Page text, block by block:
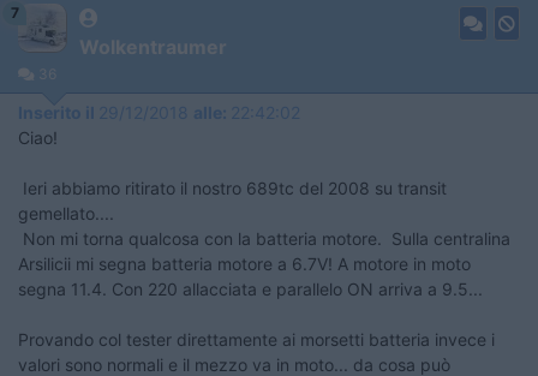
7
Wolkentraumer
36
Inserito il 29/12/2018 alle: 22:42:02
Ciao!
Ieri abbiamo ritirato il nostro 689tc del 2008 su transit
gemellato....
Non mi torna qualcosa con la batteria motore. Sulla centralina
Arsilicii mi segna batteria motore a 6.7V! A motore in moto
segna 11.4. Con 220 allacciata e parallelo ON arriva a 9.5...
Provando col tester direttamente ai morsetti batteria invece i
valori sono normali e il mezzo va in moto... da cosa può